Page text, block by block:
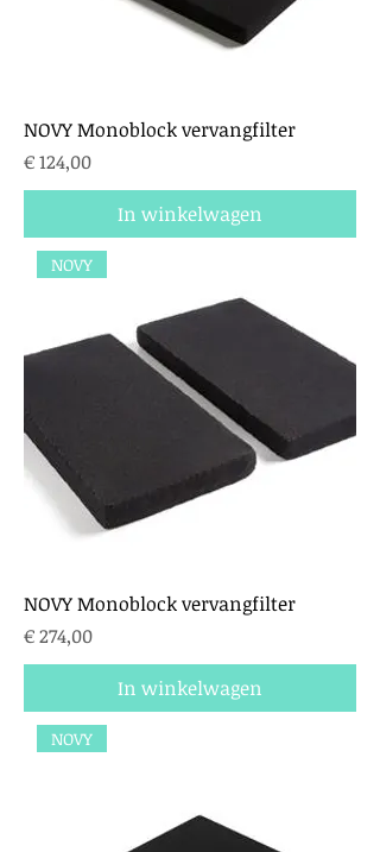
NOVY Monoblock vervangfilter
Prijs
€ 124,00
In winkelwagen
NOVY
NOVY Monoblock vervangfilter
Prijs
€ 274,00
In winkelwagen
NOVY